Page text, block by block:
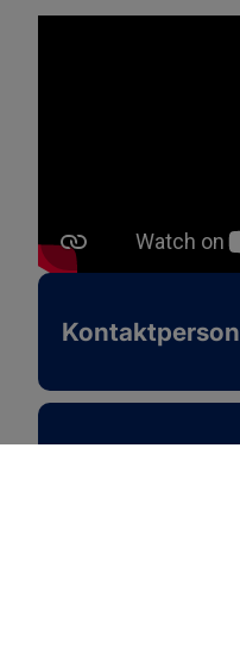
Kontaktperson